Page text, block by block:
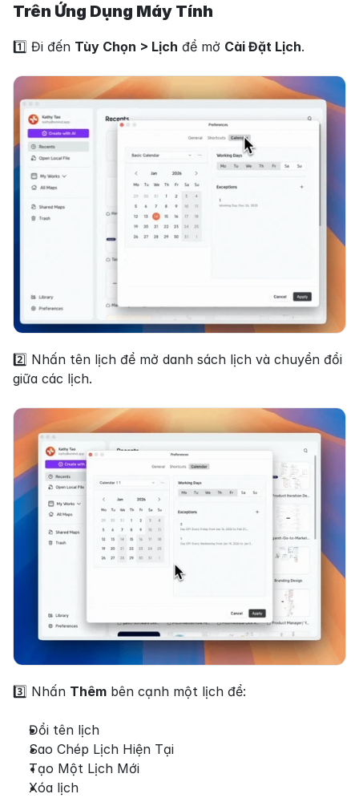
Trên Ứng Dụng Máy Tính
1️⃣ Đi đến Tùy Chọn > Lịch để mở Cài Đặt Lịch.
2️⃣ Nhấn tên lịch để mở danh sách lịch và chuyển đổi
giữa các lịch.
3️⃣ Nhấn Thêm bên cạnh một lịch để:
Đổi tên lịch
Sao Chép Lịch Hiện Tại
Tạo Một Lịch Mới
Xóa lịch